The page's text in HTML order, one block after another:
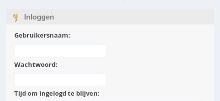
Inloggen
Gebruikersnaam:
Wachtwoord:
Tijd om ingelogd te blijven: